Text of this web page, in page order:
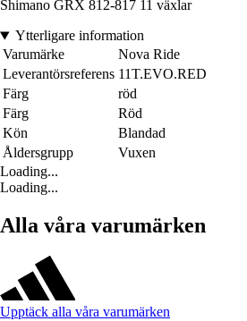
Shimano GRX 812-817 11 växlar
Ytterligare information
Varumärke
Nova Ride
Leverantörsreferens 11T.EVO.RED
Färg
röd
Färg
Röd
Kön
Blandad
Åldersgrupp
Vuxen
Loading...
Loading...
Alla våra varumärken
Upptäck alla våra varumärken